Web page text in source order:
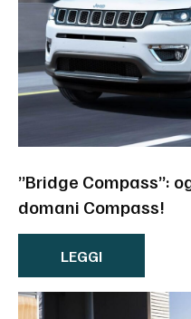
”Bridge Compass”:
domani Compass!
LEGGI